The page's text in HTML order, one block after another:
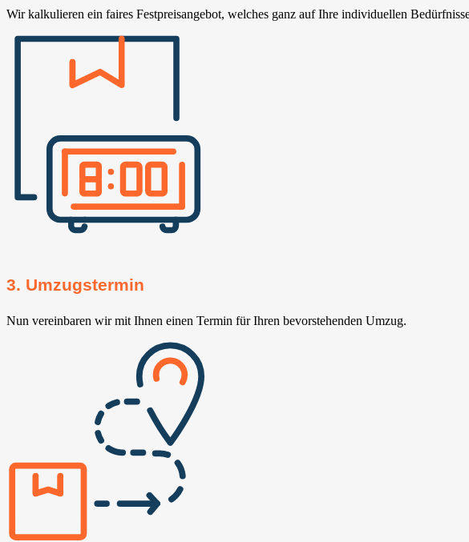
Wir kalkulieren ein faires Festpreisangebot, welches ganz auf Ihre individuellen
3. Umzugstermin
Nun vereinbaren wir mit Ihnen einen Termin für Ihren bevorstehenden Umzug.